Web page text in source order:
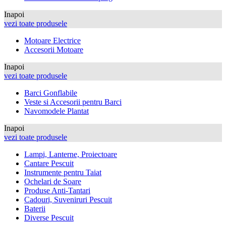
Inapoi
vezi toate produsele
Motoare Electrice
Accesorii Motoare
Inapoi
vezi toate produsele
Barci Gonflabile
Veste si Accesorii pentru Barci
Navomodele Plantat
Inapoi
vezi toate produsele
Lampi, Lanterne, Proiectoare
Cantare Pescuit
Instrumente pentru Taiat
Ochelari de Soare
Produse Anti-Tantari
Cadouri, Suveniruri Pescuit
Baterii
Diverse Pescuit